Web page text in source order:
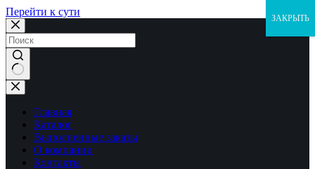
Перейти к сути
Ничего
не
найденоГлавная
Каталог
Выполненные заказы
О компании
Контакты
ЗАКРЫТЬ